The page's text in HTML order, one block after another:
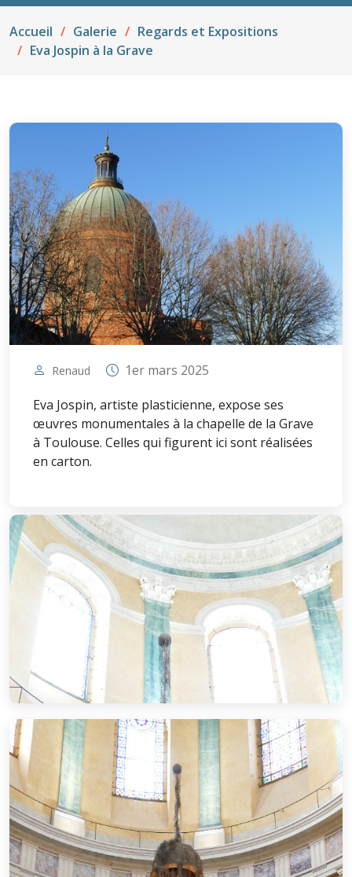
Accueil Galerie
Regards et Expositions
Eva Jospin à la Grave
Renaud
1er mars 2025
Eva Jospin, artiste plasticienne, expose ses
œuvres monumentales à la chapelle de la Grave
à Toulouse. Celles qui figurent ici sont réalisées
en carton.